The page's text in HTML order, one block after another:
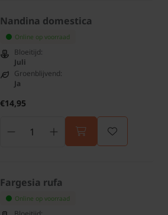
Nandina domestica
Online op voorraad
Bloeitijd:
Juli
Groenblijvend:
Ja
€14,95
Fargesia rufa
Online op voorraad